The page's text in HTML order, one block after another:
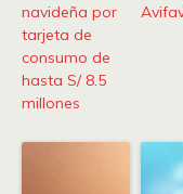
navideña por
tarjeta de
consumo de
hasta S/ 8.5
millones